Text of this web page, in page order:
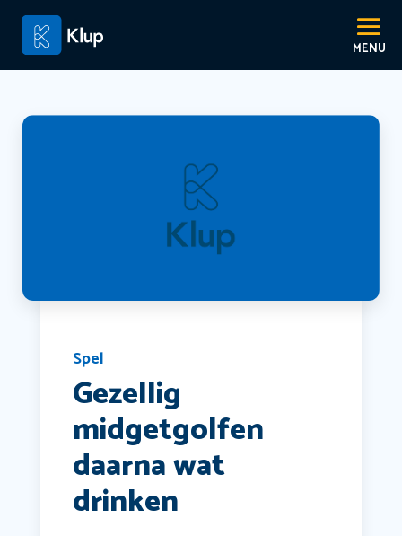
Spel
Gezellig
midgetgolfen
daarna wat
drinken